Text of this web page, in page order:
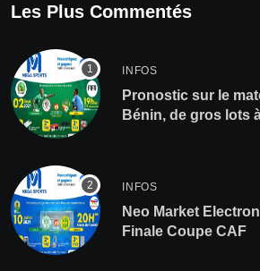
Les Plus Commentés
INFOS
Pronostic sur le
Bénin, de gros lots
INFOS
Neo Market
Finale Coupe CAF